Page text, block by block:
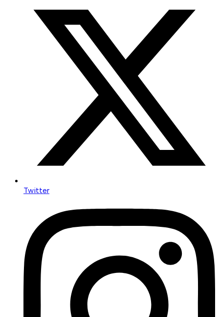
Twitter